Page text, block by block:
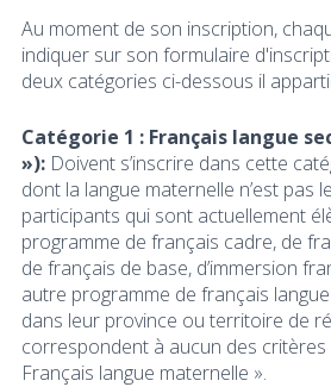
Au moment de son inscription,
indiquer sur son formulaire
deux catégories ci-dessous il
Catégorie 1 : Français langue
»): Doivent s’inscrire dans cette
dont la langue maternelle n’est pas
participants qui sont actuellement
programme de français cadre, de
de français de base, d’immersion
autre programme de français
dans leur province ou territoire de
correspondent à aucun des critères
Français langue maternelle ».